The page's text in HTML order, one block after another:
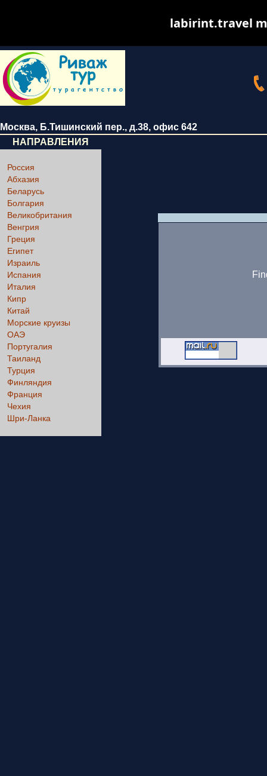
Москва, Б.Тишинский пер., д.38, офис 642
НАПРАВЛЕНИЯ
Россия
Абхазия
Беларусь
Болгария
Великобритания
Венгрия
Греция
Египет
Израиль
Испания
Италия
Кипр
Китай
Морские круизы
ОАЭ
Португалия
Таиланд
Турция
Финляндия
Франция
Чехия
Шри-Ланка
labirint.travel